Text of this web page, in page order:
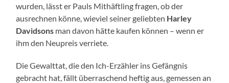
wurden, lässt er Pauls Mithäftling fragen, ob der
ausrechnen könne, wieviel seiner geliebten Harley
Davidsons man davon hätte kaufen können – wenn er
ihm den Neupreis verriete.
Die Gewalttat, die den Ich-Erzähler ins Gefängnis
gebracht hat, fällt überraschend heftig aus, gemessen an